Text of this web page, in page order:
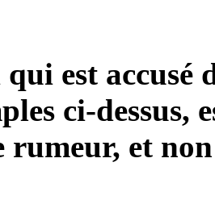
est accusé
ci-dessus,
et